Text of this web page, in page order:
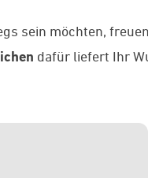
sein möchten,
dafür liefert Ihr